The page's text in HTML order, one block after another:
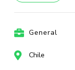
General
Chile